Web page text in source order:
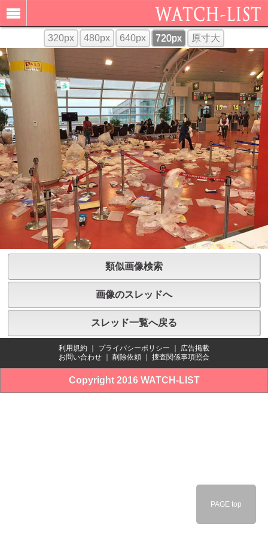
320px 480px 640px 720px 原寸大
類似画像検索
画像のスレッドへ
スレッド一覧へ戻る
利用規約 プライバシーポリシー
広告掲載
お問い合わせ
削除依頼 捜査関係事項照会
Copyright 2016 WATCH-LIST
PAGE top